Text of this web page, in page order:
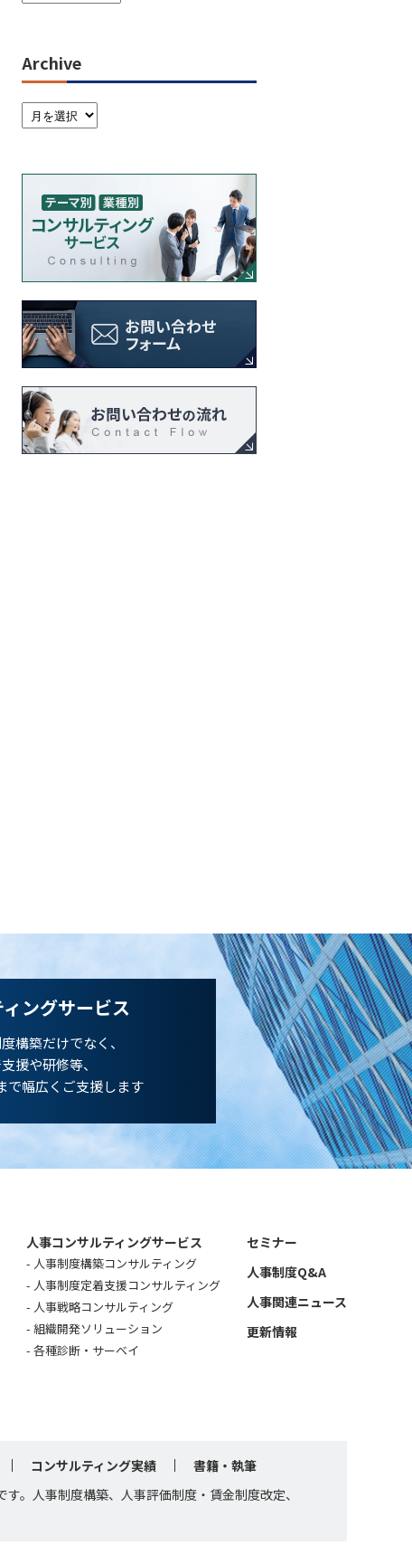
Archive
ングサービス
構築だけでなく、
援や研修等、
で幅広くご支援します
人事コンサルティングサービス
人事制度構築コンサルティング
人事制度定着支援コンサルティング
人事戦略コンサルティング
組織開発ソリューション
各種診断・サーベイ
セミナー
人事制度Q&A
人事関連ニュース
更新情報
コンサルティング実績
書籍・執筆
。人事制度構築、人事評価制度・賃金制度改定、